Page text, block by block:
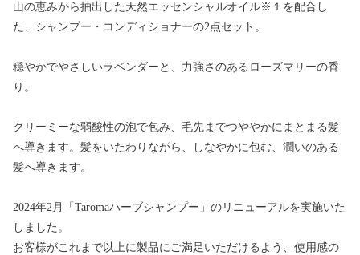
山の恵みから抽出した天然エッセンシャルオイル※１を配合し
た、シャンプー・コンディショナーの2点セット。
穏やかでやさしいラベンダーと、力強さのあるローズマリーの香
り。
クリーミーな弱酸性の泡で包み、毛先までつややかにまとまる髪
へ導きます。髪をいたわりながら、しなやかに包む、潤いのある
髪へ導きます。
2024年2月「Taromaハーブシャンプー」のリニューアルを実施いた
しました。
お客様がこれまで以上に製品にご満足いただけるよう、使用感の